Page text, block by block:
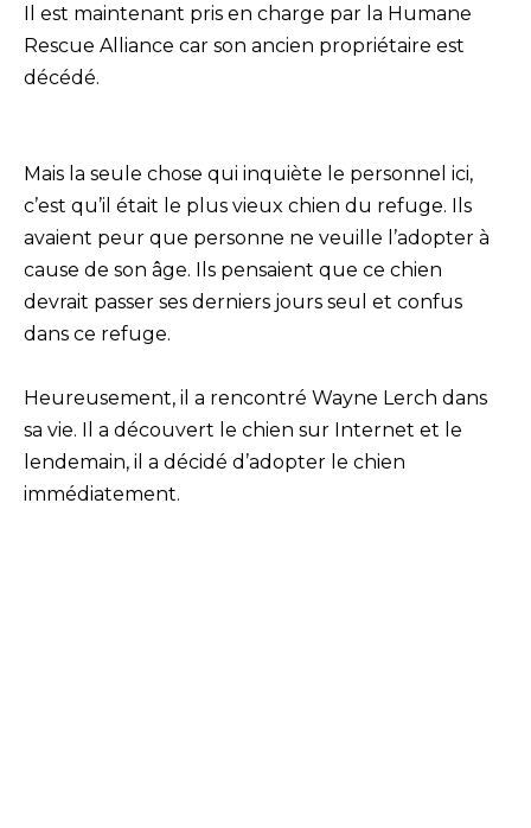
Il est maintenant pris en charge par la Humane
Rescue Alliance car son ancien propriétaire est
décédé.
Mais la seule chose qui inquiète le personnel ici,
c’est qu’il était le plus vieux chien du refuge. Ils
avaient peur que personne ne veuille l’adopter à
cause de son âge. Ils pensaient que ce chien
devrait passer ses derniers jours seul et confus
dans ce refuge.
Heureusement, il a rencontré Wayne Lerch dans
sa vie. Il a découvert le chien sur Internet et le
lendemain, il a décidé d’adopter le chien
immédiatement.